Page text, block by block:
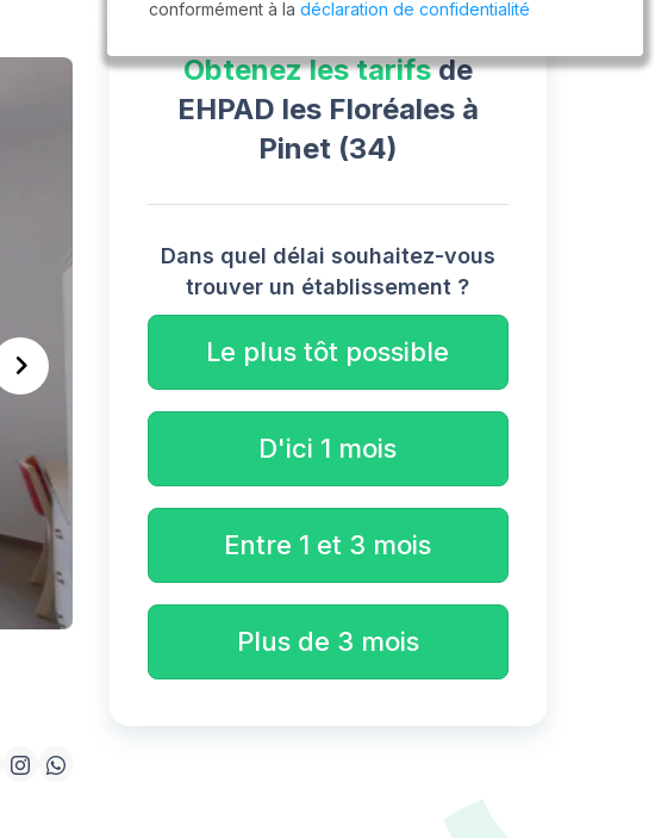
Obtenez les tarifsde
EHPAD les Floréales à
Pinet (34)
Dans quel délai souhaitez-vous
trouver un établissement ?
Le plus tôt possible
D'ici 1 mois
Entre 1 et 3 mois
Plus de 3 mois
conformément à la déclaration de confidentialité